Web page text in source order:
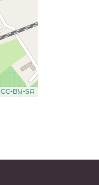
CC-BY-SA